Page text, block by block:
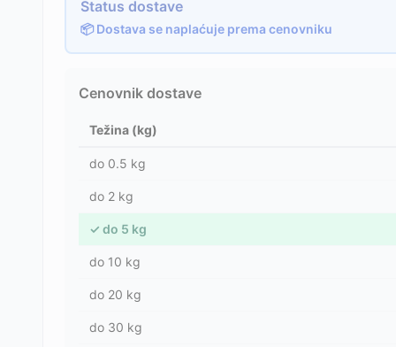
Status dostave
📦 Dostava se naplaćuje prema cenovniku
Cenovnik dostave
Težina (kg)
do 0.5 kg
do 2 kg
✓ do 5 kg
do 10 kg
do 20 kg
do 30 kg